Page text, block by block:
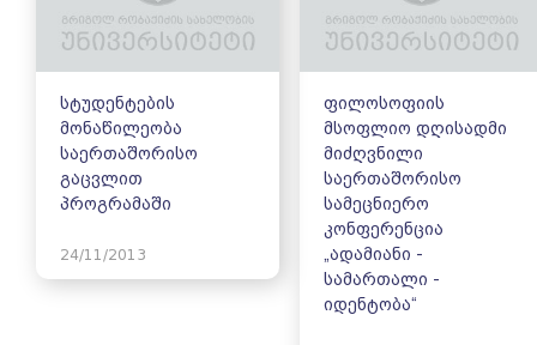
სტუდენტების
მონაწილეობა
საერთაშორისო
გაცვლით
პროგრამაში
24/11/2013
ფილოსოფიის
მსოფლიო დღისადმი
მიძღვნილი
საერთაშორისო
სამეცნიერო
კონფერენცია
„ადამიანი -
სამართალი -
იდენტობა“